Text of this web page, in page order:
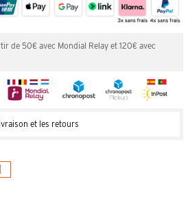
de 50€ avec Mondial Relay et 120€ avec
et les retours